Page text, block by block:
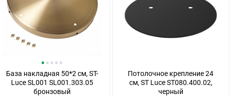
База накладная 50*2 см, ST-
Luce SL001 SL001.303.05
бронзовый
Потолочное крепление 24
см, ST Luce ST080.400.02,
черный